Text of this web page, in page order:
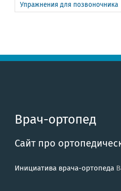
Упражнения для позвоночника
Врач-ортопед
Сайт про
Инициатива врача-ортопеда